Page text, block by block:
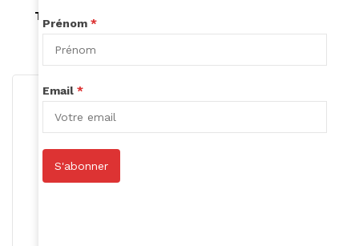
Thuli Madonsela, celle qui a fait trembler le
sommet de l’état
Prénom *
Email *
S'abonner